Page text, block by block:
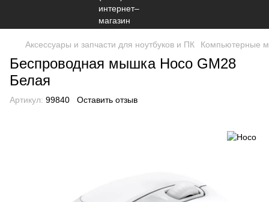
Аксессуары и запчасти для ноутбуков и ПК Компьютерные
Беспроводная мышка Hoco GM28
Белая
Артикул: 99840 Оставить отзыв